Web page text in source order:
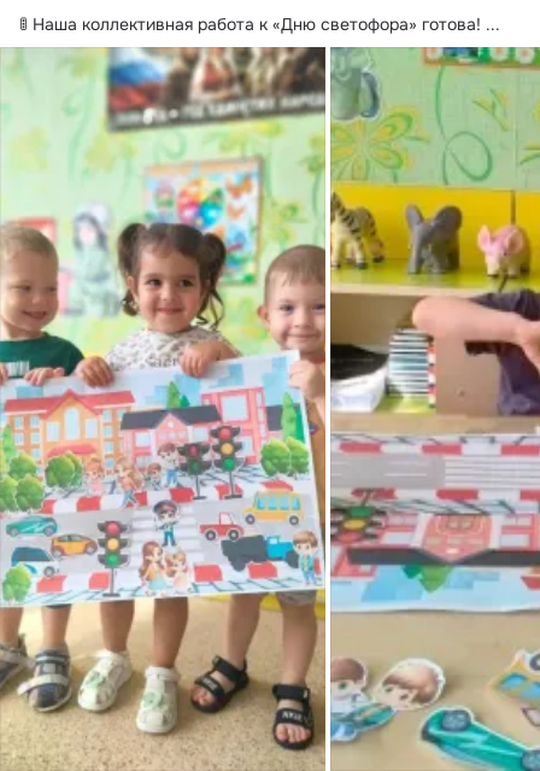
🚦 Наша коллективная работа к «Дню светофора» готова! ...